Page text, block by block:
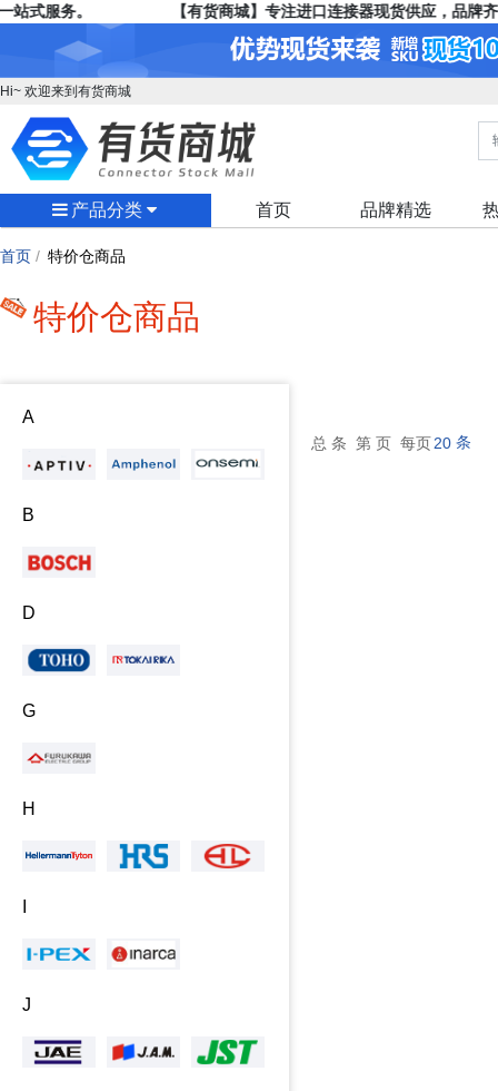
式服务。 【有货商城】专注进口连接器现货供应，品牌
Hi~ 欢迎来到有货商城
产品分类 首页 品牌精选
首页 / 特价仓商品
特价仓商品
A
B
D
G
H
J
总 条 第 页 每页20 条